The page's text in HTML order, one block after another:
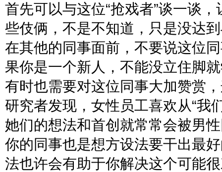
首先可以与这位“抢戏者”谈一谈
些伎俩，不是不知道，只是没达
在其他的同事面前，不要说这位
果你是一个新人，不能没立住脚
有时也需要对这位同事大加赞赏
研究者发现，女性员工喜欢从“我
她们的想法和首创就常常会被男
你的同事也是想方设法要干出最
法也许会有助于你解决这个可能